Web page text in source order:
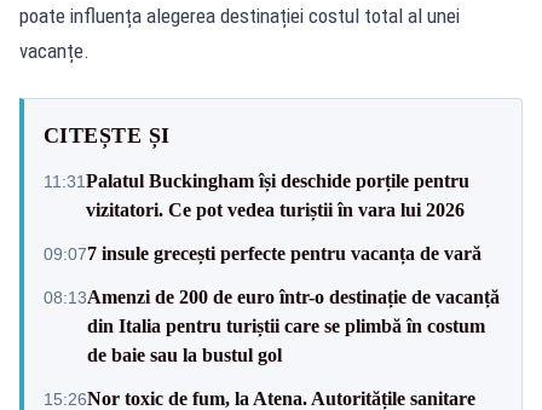
poate influența alegerea destinației costul total al unei
vacanțe.
CITEȘTE ȘI
11:31Palatul Buckingham își deschide porțile pentru
vizitatori. Ce pot vedea turiștii în vara lui 2026
09:077 insule grecești perfecte pentru vacanța de vară
08:13Amenzi de 200 de euro într-o destinație de vacanță
din Italia pentru turiștii care se plimbă în costum
de baie sau la bustul gol
15:26Nor toxic de fum, la Atena. Autoritățile sanitare